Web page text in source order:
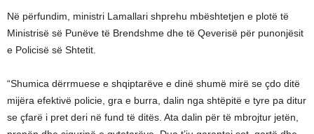
Në përfundim, ministri Lamallari shprehu mbështetjen e plotë të
Ministrisë së Punëve të Brendshme dhe të Qeverisë për punonjësit
e Policisë së Shtetit.
“Shumica dërrmuese e shqiptarëve e dinë shumë mirë se çdo ditë
mijëra efektivë policie, gra e burra, dalin nga shtëpitë e tyre pa ditur
se çfarë i pret deri në fund të ditës. Ata dalin për të mbrojtur jetën,